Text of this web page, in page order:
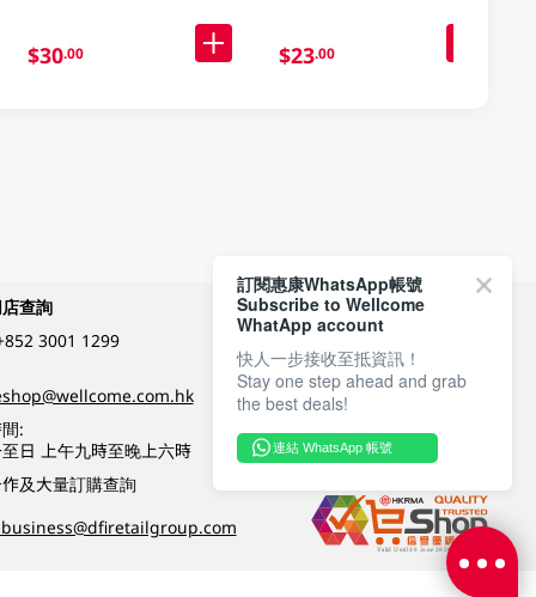
$30.00 $23.00
查詢
3001 1299
:
日 上午九時至晚上六時
及大量訂購查詢
付款方式
關注我們
訂閱惠康WhatsApp帳號
Subscribe to Wellcome
WhatApp account
快人一步接收至抵資訊！
Stay one step ahead and grab
the best deals!
連結 WhatsApp 帳號